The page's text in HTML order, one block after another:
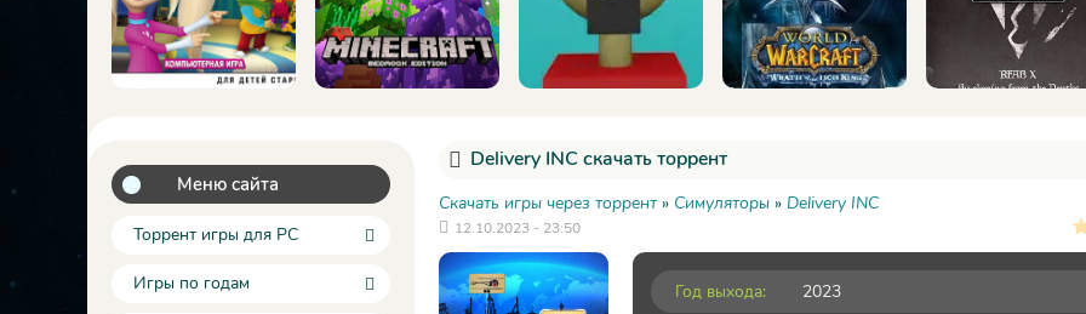
Меню сайта
Торрент игры для PC
Игры по годам
Delivery INC скачать торрент
Скачать игры через торрент» Симуляторы » Delivery INC
12.10.2023 - 23:50
Год выхода:
2023